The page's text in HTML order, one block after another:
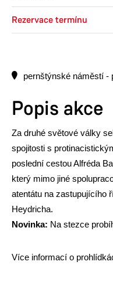
Rezervace termínu
pernštýnské náměstí -
Popis akce
Za druhé světové války
spojitosti s
poslední cestou Alfréda
který mimo jiné
atentátu na zastupujícího
Heydricha.
Novinka: Na stezce
Více informací o